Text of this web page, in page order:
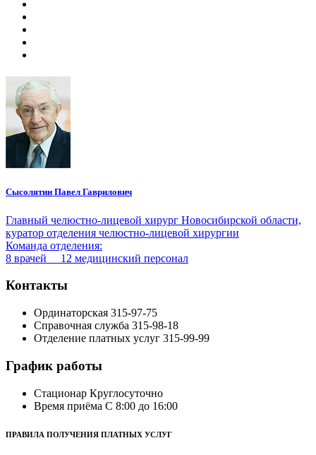
Сысолятин Павел Гаврилович
Главный челюстно-лицевой хирург Новосибирской области,
куратор отделения челюстно-лицевой хирургии
Команда отделения:
8 врачей 12 медицинский персонал
Контакты
Ординаторская 315-97-75
Справочная служба 315-98-18
Отделение платных услуг 315-99-99
График работы
Стационар Круглосуточно
Время приёма С 8:00 до 16:00
ПРАВИЛА ПОЛУЧЕНИЯ ПЛАТНЫХ УСЛУГ